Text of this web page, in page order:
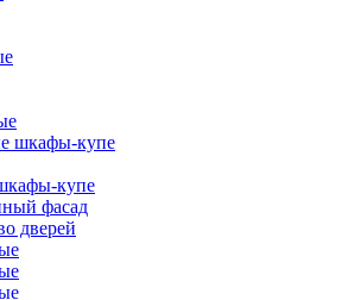
шкафы-купе
купе
фасад
дверей